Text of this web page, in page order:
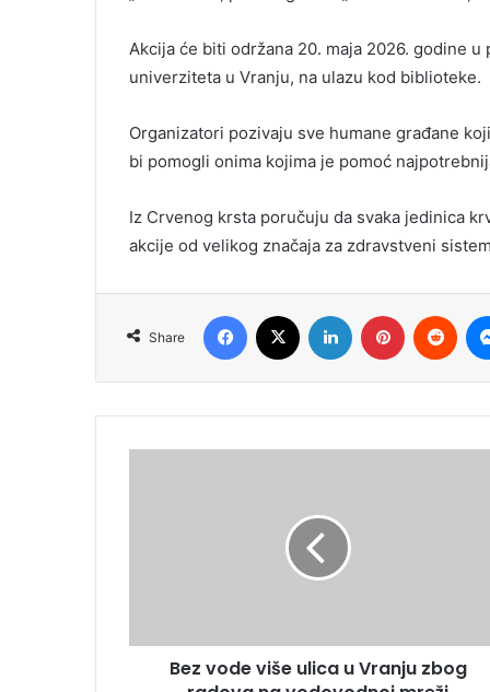
Akcija će biti održana 20. maja 2026. godine
univerziteta u Vranju, na ulazu kod biblioteke.
Organizatori pozivaju sve humane građane
bi pomogli onima kojima je pomoć
Iz Crvenog krsta poručuju da svaka jedinica
akcije od velikog značaja za zdravstveni
Share
Facebook LinkedIn Pinterest
Bez vode više ulica u Vranju zbog